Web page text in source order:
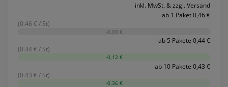
inkl. MwSt. & zzgl. Versand
ab 1 Paket 0,46 €
(0.46 € / St)
-0,00 €
ab 5 Pakete 0,44 €
(0.44 € / St)
-0,12 €
ab 10 Pakete 0,43 €
(0.43 € / St)
-0,36 €